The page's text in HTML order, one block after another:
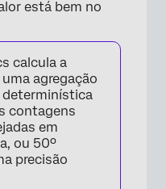
está bem no
calcula a
agregação
determinística
contagens
em
ou 50º
precisão